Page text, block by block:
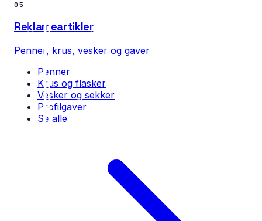
05
Reklameartikler
Penner, krus, vesker og gaver
Penner
Krus og flasker
Vesker og sekker
Profilgaver
Se alle